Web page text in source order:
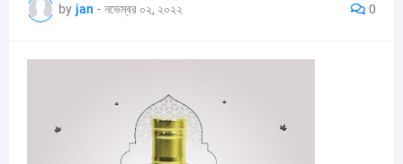
by jan - নভেম্বর ০২, ২০২২ 0